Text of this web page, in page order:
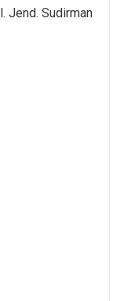
Jend. Sudirman